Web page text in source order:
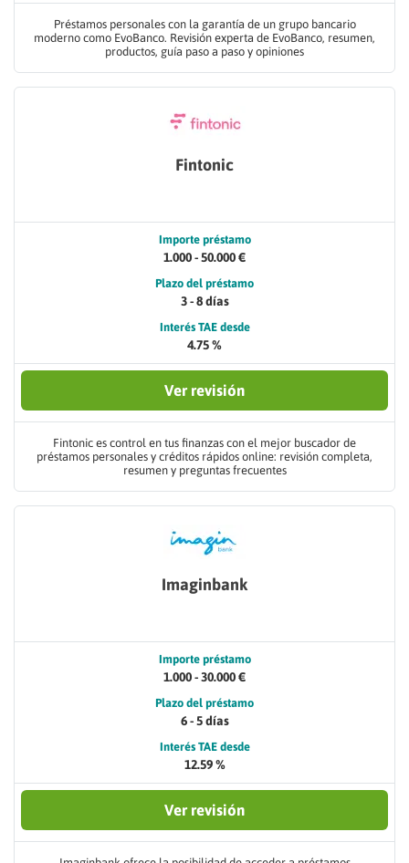
Préstamos personales con la garantía de un grupo bancario
moderno como EvoBanco. Revisión experta de EvoBanco, resumen,
productos, guía paso a paso y opiniones
Fintonic
Importe préstamo
1.000 - 50.000 €
Plazo del préstamo
3 - 8 días
Interés TAE desde
4.75 %
Ver revisión
Fintonic es control en tus finanzas con el mejor buscador de
préstamos personales y créditos rápidos online: revisión completa,
resumen y preguntas frecuentes
Imaginbank
Importe préstamo
1.000 - 30.000 €
Plazo del préstamo
6 - 5 días
Interés TAE desde
12.59 %
Ver revisión